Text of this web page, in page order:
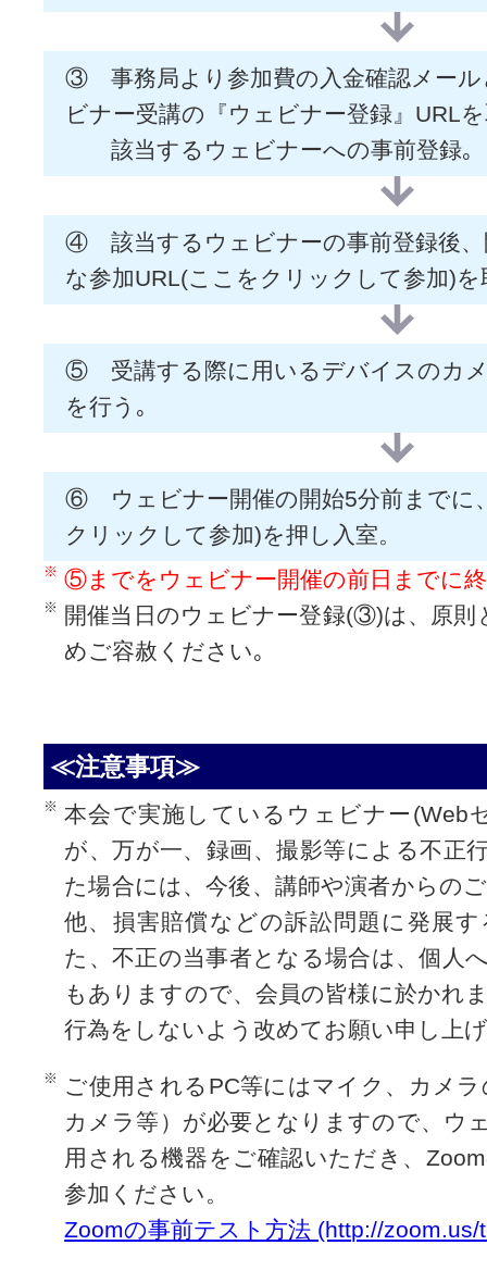
③ 事務局より参加費の入金確認メール
ビナー受講の『ウェビナー登録』URL
該当するウェビナーへの事前登録｡
④ 該当するウェビナーの事前登録後、
な参加URL(ここをクリックして参加)を
⑤ 受講する際に用いるデバイスのカ
を行う｡
⑥ ウェビナー開催の開始5分前までに
クリックして参加)を押し入室。
⑤までをウェビナー開催の前日までに
開催当日のウェビナー登録(③)は、原則
めご容赦ください｡
≪注意事項≫
本会で実施しているウェビナー(Web
が、万が一、録画、撮影等による不正
た場合には、今後、講師や演者からの
他、損害賠償などの訴訟問題に発展
た、不正の当事者となる場合は、個人
もありますので、会員の皆様に於かれ
行為をしないよう改めてお願い申し上
ご使用されるPC等にはマイク、カメ
カメラ等）が必要となりますので、ウ
用される機器をご確認いただき、
参加ください。
Zoomの事前テスト方法 (http://zoom.us/